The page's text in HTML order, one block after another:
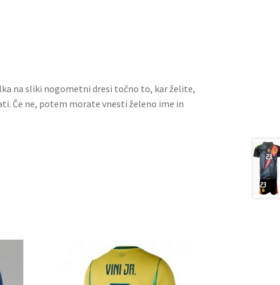
na sliki nogometni dresi točno to, kar želite,
Če ne, potem morate vnesti želeno ime in